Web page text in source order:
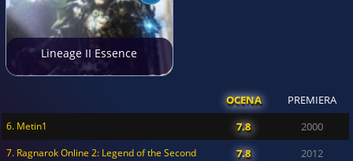
Lineage II Essence
OCENA PREMIERA
6. Metin1 7.8 2000
7. Ragnarok Online 2: Legend of the Second 7.8 2012